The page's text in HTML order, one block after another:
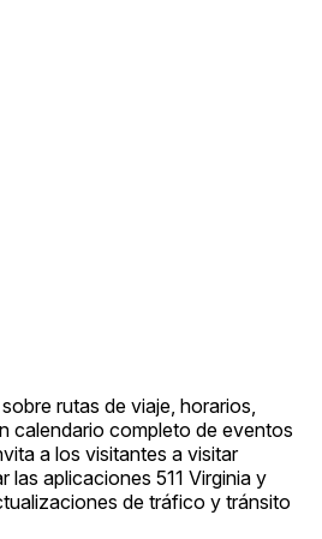
rutas de viaje, horarios,
calendario completo de eventos
a los visitantes a visitar
las aplicaciones 511 Virginia y
de tráfico y tránsito